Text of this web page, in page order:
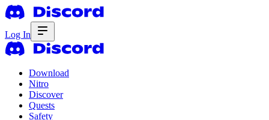
Log In
Download
Nitro
Discover
Quests
Safety